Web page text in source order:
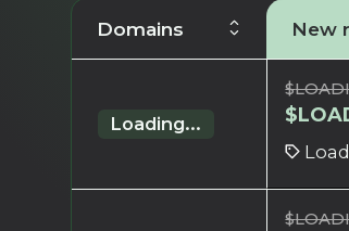
Domains New
Loading...
$
$
$